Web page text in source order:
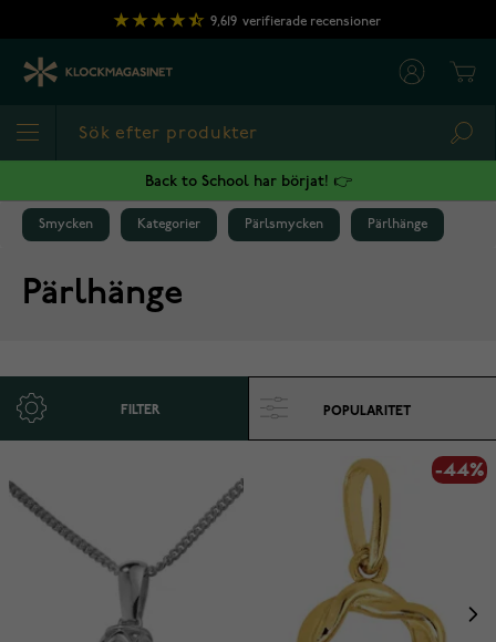
Hoppa till innehållet
9,619 verifierade recensioner
Back to School har börjat! 👉
Smycken Kategorier Pärlsmycken Pärlhänge
Pärlhänge
FILTER
-44%